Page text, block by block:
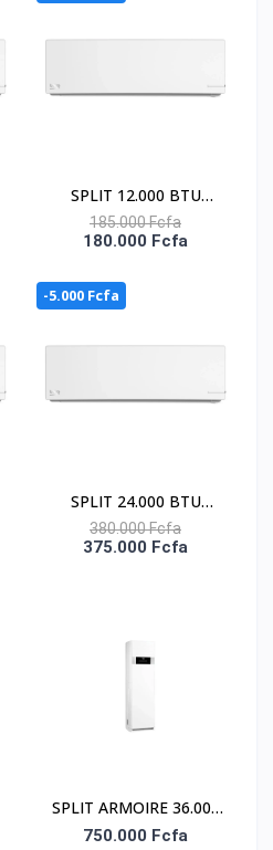
SPLIT 12.000 BTU
BEKO / R-410 / 220-
240V / FACADE
185.000 Fcfa
180.000 Fcfa
-5.000 Fcfa
SPLIT 24.000 BTU
BEKO / R-410 / 220-
240V / FACADE
380.000 Fcfa
375.000 Fcfa
SPLIT ARMOIRE 36.000
BTU BEKO/ 220-240V /
750.000 Fcfa